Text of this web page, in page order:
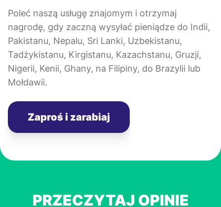
Poleć naszą usługę znajomym i otrzymaj
nagrodę, gdy zaczną wysyłać pieniądze do Indii,
Pakistanu, Nepalu, Sri Lanki, Uzbekistanu,
Tadżykistanu, Kirgistanu, Kazachstanu, Gruzji,
Nigerii, Kenii, Ghany, na Filipiny, do Brazylii lub
Mołdawii.
Zaproś i zarabiaj
PRZECZYTAJ OPINIE